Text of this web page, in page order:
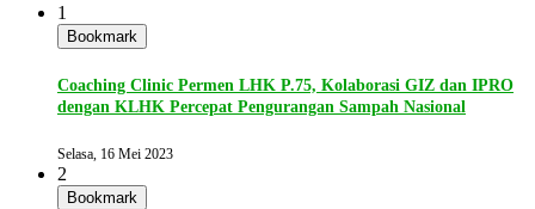
1
Bookmark
Coaching Clinic Permen LHK P.75, Kolaborasi GIZ dan IPRO
dengan KLHK Percepat Pengurangan Sampah Nasional
Selasa, 16 Mei 2023
2
Bookmark